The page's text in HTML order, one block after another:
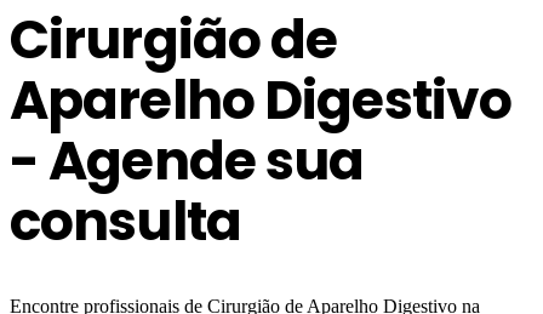
Cirurgião de
Aparelho Digestivo
- Agende sua
consulta
Encontre profissionais de Cirurgião de Aparelho Digestivo na